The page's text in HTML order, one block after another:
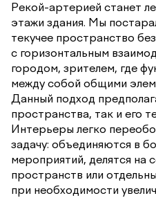
Рекой-артерией станет
этажи здания. Мы
текучее пространство
с горизонтальным
городом, зрителем, где
между собой общими
Данный подход
пространства, так и его
Интерьеры легко
задачу: объединяются в
мероприятий, делятся
пространств или
при необходимости